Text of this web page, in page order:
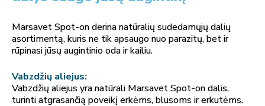
Marsavet Spot-on derina natūralių sudedamųjų dalių
asortimentą, kuris ne tik apsaugo nuo parazitų, bet ir
rūpinasi jūsų augintinio oda ir kailiu.
Vabzdžių aliejus:
Vabzdžių aliejus yra natūrali Marsavet Spot-on dalis,
turinti atgrasančią poveikį erkėms, blusoms ir erkutėms.